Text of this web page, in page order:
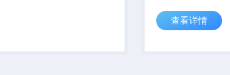
货期稳定，价格优
压变送器,法国
查看详情